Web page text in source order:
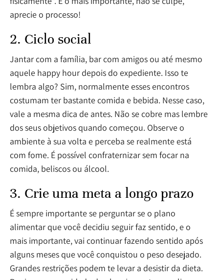
aprecie o processo!
2. Ciclo social
Jantar com a família, bar com amigos ou até mesmo
aquele happy hour depois do expediente. Isso te
lembra algo? Sim, normalmente esses encontros
costumam ter bastante comida e bebida. Nesse caso,
vale a mesma dica de antes. Não se cobre mas lembre
dos seus objetivos quando começou. Observe o
ambiente à sua volta e perceba se realmente está
com fome. É possível confraternizar sem focar na
comida, beliscos ou álcool.
3. Crie uma meta a longo prazo
É sempre importante se perguntar se o plano
alimentar que você decidiu seguir faz sentido, e o
mais importante, vai continuar fazendo sentido após
alguns meses que você conquistou o peso desejado.
Grandes restrições podem te levar a desistir da dieta.